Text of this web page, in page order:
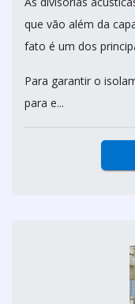
que vão além da
fato é um dos
Para garantir o
para e...